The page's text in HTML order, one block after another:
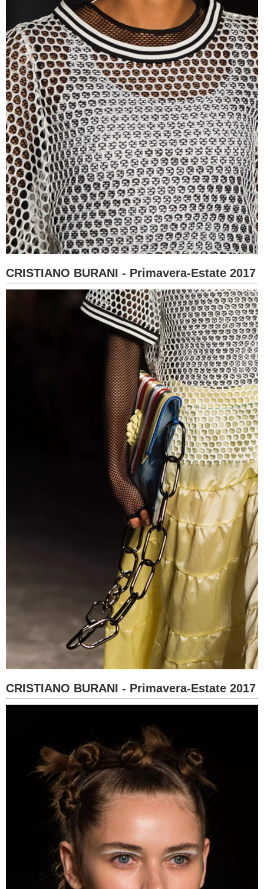
CRISTIANO BURANI - Primavera-Estate 2017
CRISTIANO BURANI - Primavera-Estate 2017